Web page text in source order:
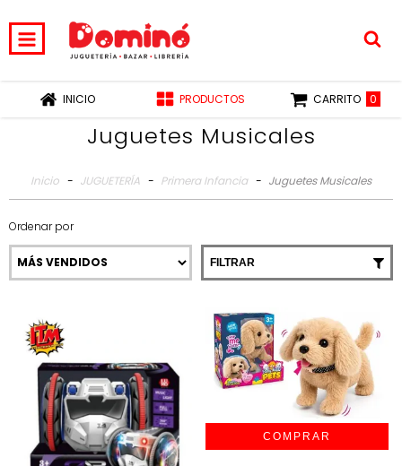
INICIO PRODUCTOS CARRITO 0
Juguetes Musicales
Inicio - JUGUETERÍA - Primera Infancia - Juguetes Musicales
Ordenar por
FILTRAR